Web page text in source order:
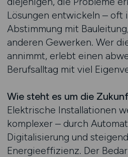
Lösungen entwickeln – oft
Abstimmung mit
anderen Gewerken. Wer
annimmt, erlebt einen
Berufsalltag mit viel
Wie steht es um die
Elektrische Installationen
komplexer – durch
Digitalisierung und
Energieeffizienz. Der